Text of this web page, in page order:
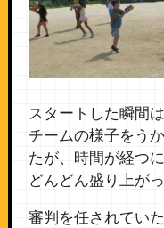
スタートした瞬間
チームの様子をう
たが、時間が経つ
どんどん盛り上が
審判を任されてい